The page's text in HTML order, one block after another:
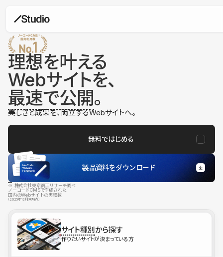
理想を叶える
Webサイトを、
最速で公開。
美しさと成果を、両立するWebサイトへ。
無料ではじめる
製品資料をダウンロード
※ 株式会社東京商工リサーチ調べ
ノーコードCMSで作成された
国内のWebサイトの実績数
（2025年12月末時点）
サイト種別から探す
作りたいサイトが決まっている方